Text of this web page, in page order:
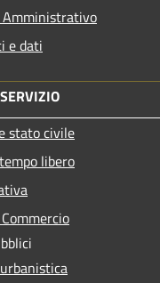
Amministrativo
e dati
stato civile
libero